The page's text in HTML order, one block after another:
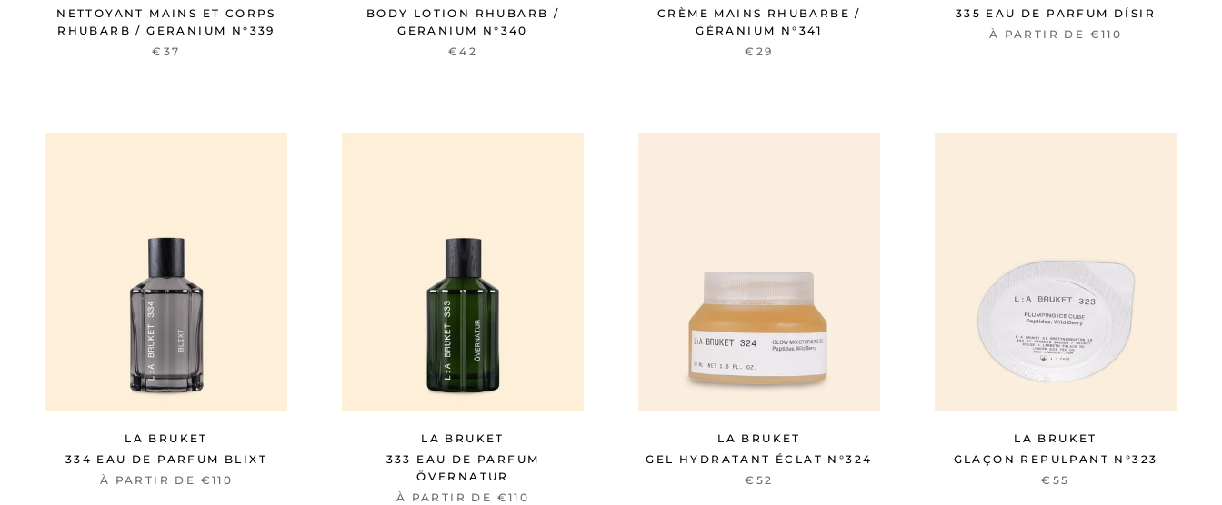
NETTOYANT MAINS ET CORPS
RHUBARB / GERANIUM N°339
€37
BODY LOTION RHUBARB /
GERANIUM N°340
€42
CRÈME MAINS RHUBARBE /
GÉRANIUM N°341
€29
335 EAU DE PARFUM DÍSIR
À PARTIR DE €110
LA BRUKET
334 EAU DE PARFUM BLIXT
À PARTIR DE €110
LA BRUKET
333 EAU DE PARFUM
ÖVERNATUR
À PARTIR DE €110
LA BRUKET
GEL HYDRATANT ÉCLAT N°324
€52
LA BRUKET
GLAÇON REPULPANT N°323
€55